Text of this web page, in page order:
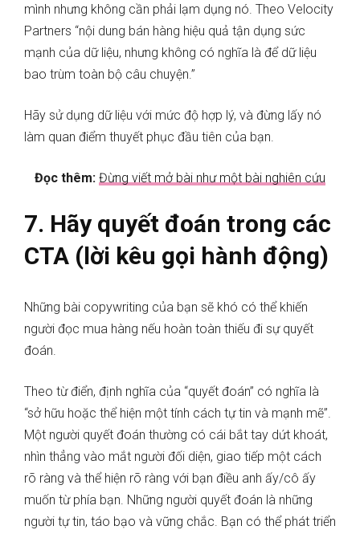
mình nhưng không cần phải lạm dụng nó. Theo Velocity
Partners “nội dung bán hàng hiệu quả tận dụng sức
mạnh của dữ liệu, nhưng không có nghĩa là để dữ liệu
bao trùm toàn bộ câu chuyện.”
Hãy sử dụng dữ liệu với mức độ hợp lý, và đừng lấy nó
làm quan điểm thuyết phục đầu tiên của bạn.
Đọc thêm: Đừng viết mở bài như một bài nghiên cứu
7. Hãy quyết đoán trong các
CTA (lời kêu gọi hành động)
Những bài copywriting của bạn sẽ khó có thể khiến
người đọc mua hàng nếu hoàn toàn thiếu đi sự quyết
đoán.
Theo từ điển, định nghĩa của “quyết đoán” có nghĩa là
“sở hữu hoặc thể hiện một tính cách tự tin và mạnh mẽ”.
Một người quyết đoán thường có cái bắt tay dứt khoát,
nhìn thẳng vào mắt người đối diện, giao tiếp một cách
rõ ràng và thể hiện rõ ràng với bạn điều anh ấy/cô ấy
muốn từ phía bạn. Những người quyết đoán là những
người tự tin, táo bạo và vững chắc. Bạn có thể phát triển